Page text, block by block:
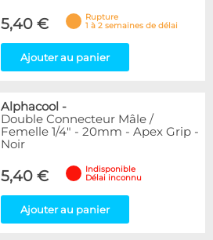
5,40 €
Rupture
1 à 2 semaines de délai
Ajouter au panier
Alphacool -
Double Connecteur Mâle /
Femelle 1/4" - 20mm - Apex Grip -
Noir
5,40 €
Indisponible
Délai inconnu
Ajouter au panier